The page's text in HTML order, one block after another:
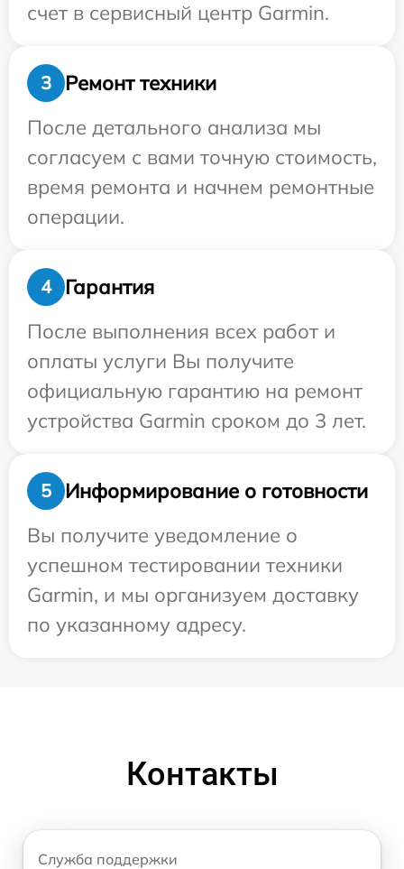
счет в сервисный центр Garmin.
3
Ремонт техники
После детального анализа мы
согласуем с вами точную стоимость,
время ремонта и начнем ремонтные
операции.
4
Гарантия
После выполнения всех работ и
оплаты услуги Вы получите
официальную гарантию на ремонт
устройства Garmin сроком до 3 лет.
5
Информирование о готовности
Вы получите уведомление о
успешном тестировании техники
Garmin, и мы организуем доставку
по указанному адресу.
Контакты
Служба поддержки